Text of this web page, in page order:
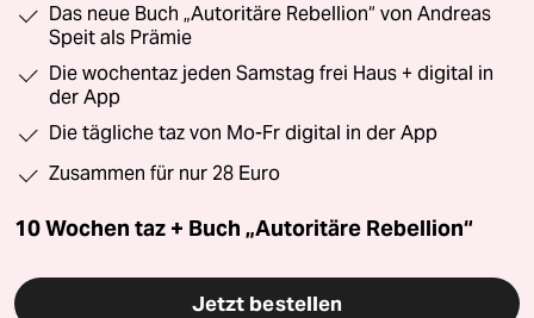
Das neue Buch „Autoritäre Rebellion“ von Andreas
Speit als Prämie
Die wochentaz jeden Samstag frei Haus + digital in
der App
Die tägliche taz von Mo-Fr digital in der App
Zusammen für nur 28 Euro
10 Wochen taz + Buch „Autoritäre Rebellion“
Jetzt bestellen